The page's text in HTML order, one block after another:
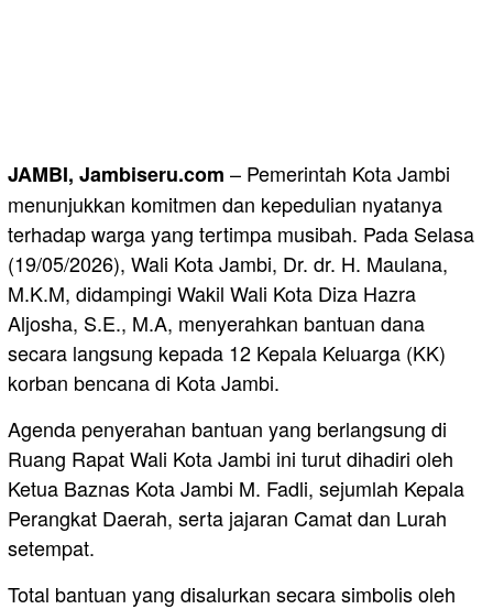
JAMBI, Jambiseru.com – Pemerintah Kota Jambi
menunjukkan komitmen dan kepedulian nyatanya
terhadap warga yang tertimpa musibah. Pada Selasa
(19/05/2026), Wali Kota Jambi, Dr. dr. H. Maulana,
M.K.M, didampingi Wakil Wali Kota Diza Hazra
Aljosha, S.E., M.A, menyerahkan bantuan dana
secara langsung kepada 12 Kepala Keluarga (KK)
korban bencana di Kota Jambi.
Agenda penyerahan bantuan yang berlangsung di
Ruang Rapat Wali Kota Jambi ini turut dihadiri oleh
Ketua Baznas Kota Jambi M. Fadli, sejumlah Kepala
Perangkat Daerah, serta jajaran Camat dan Lurah
setempat.
Total bantuan yang disalurkan secara simbolis oleh